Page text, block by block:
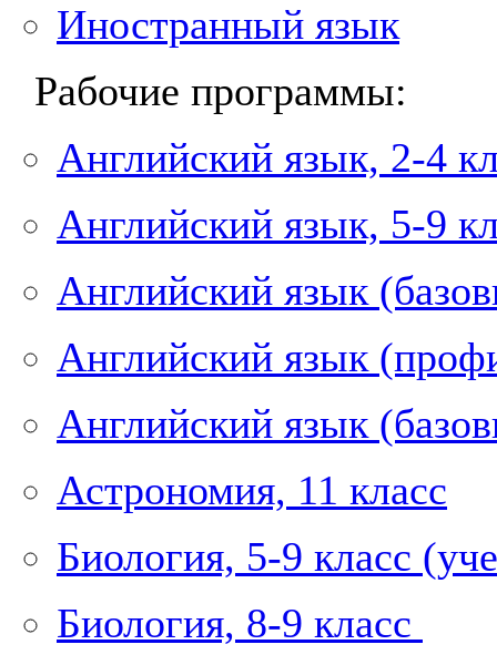
Иностранный язык
Рабочие программы:
Английский язык, 2-4
Английский язык, 5-9
Английский язык
Английский язык
Английский язык
Астрономия, 11 класс
Биология, 5-9 класс
Биология, 8-9 класс